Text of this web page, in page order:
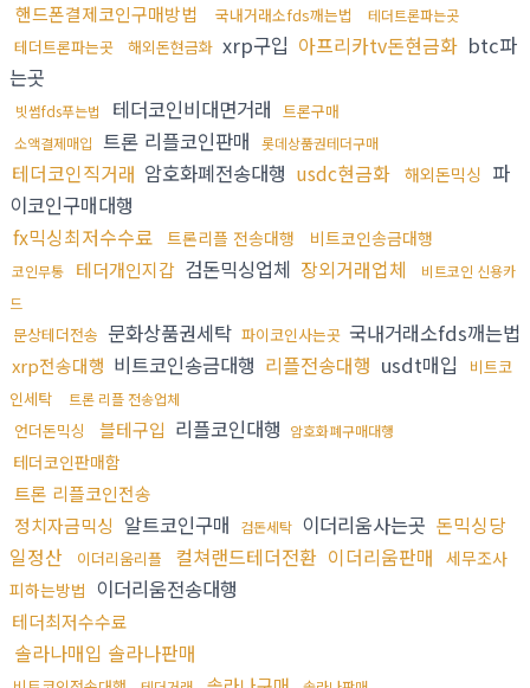
핸드폰결제코인구매방법 국내거래소fds깨는법 테더트론파는곳
테더트론파는곳 해외돈현금화 xrp구입 아프리카tv돈현금화 btc파
는곳
빗썸fds푸는법 테더코인비대면거래 트론구매
소액결제매입 트론 리플코인판매 롯데상품권테더구매
테더코인직거래 암호화폐전송대행 usdc현금화 해외돈믹싱 파
이코인구매대행
fx믹싱최저수수료 트론리플 전송대행 비트코인송금대행
코인무통 테더개인지갑 검돈믹싱업체 장외거래업체
비트코인 신용카
드
문상테더전송 문화상품권세탁 파이코인사는곳 국내거래소fds깨는법
xrp전송대행 비트코인송금대행 리플전송대행 usdt매입
비트코
인세탁
트론 리플 전송업체
언더돈믹싱 블테구입 리플코인대행 암호화폐구매대행
테더코인판매함
트론 리플코인전송
정치자금믹싱 알트코인구매 검돈세탁 이더리움사는곳 돈믹싱당
일정산
이더리움리플 컬쳐랜드테더전환 이더리움판매 세무조사
피하는방법 이더리움전송대행
테더최저수수료
솔라나매입 솔라나판매